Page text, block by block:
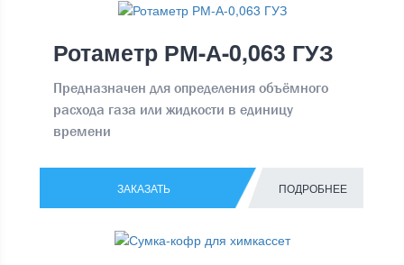
Ротаметр РМ-А-0,063 ГУЗ
Предназначен для определения объёмного
расхода газа или жидкости в единицу
времени
ЗАКАЗАТЬ ПОДРОБНЕЕ